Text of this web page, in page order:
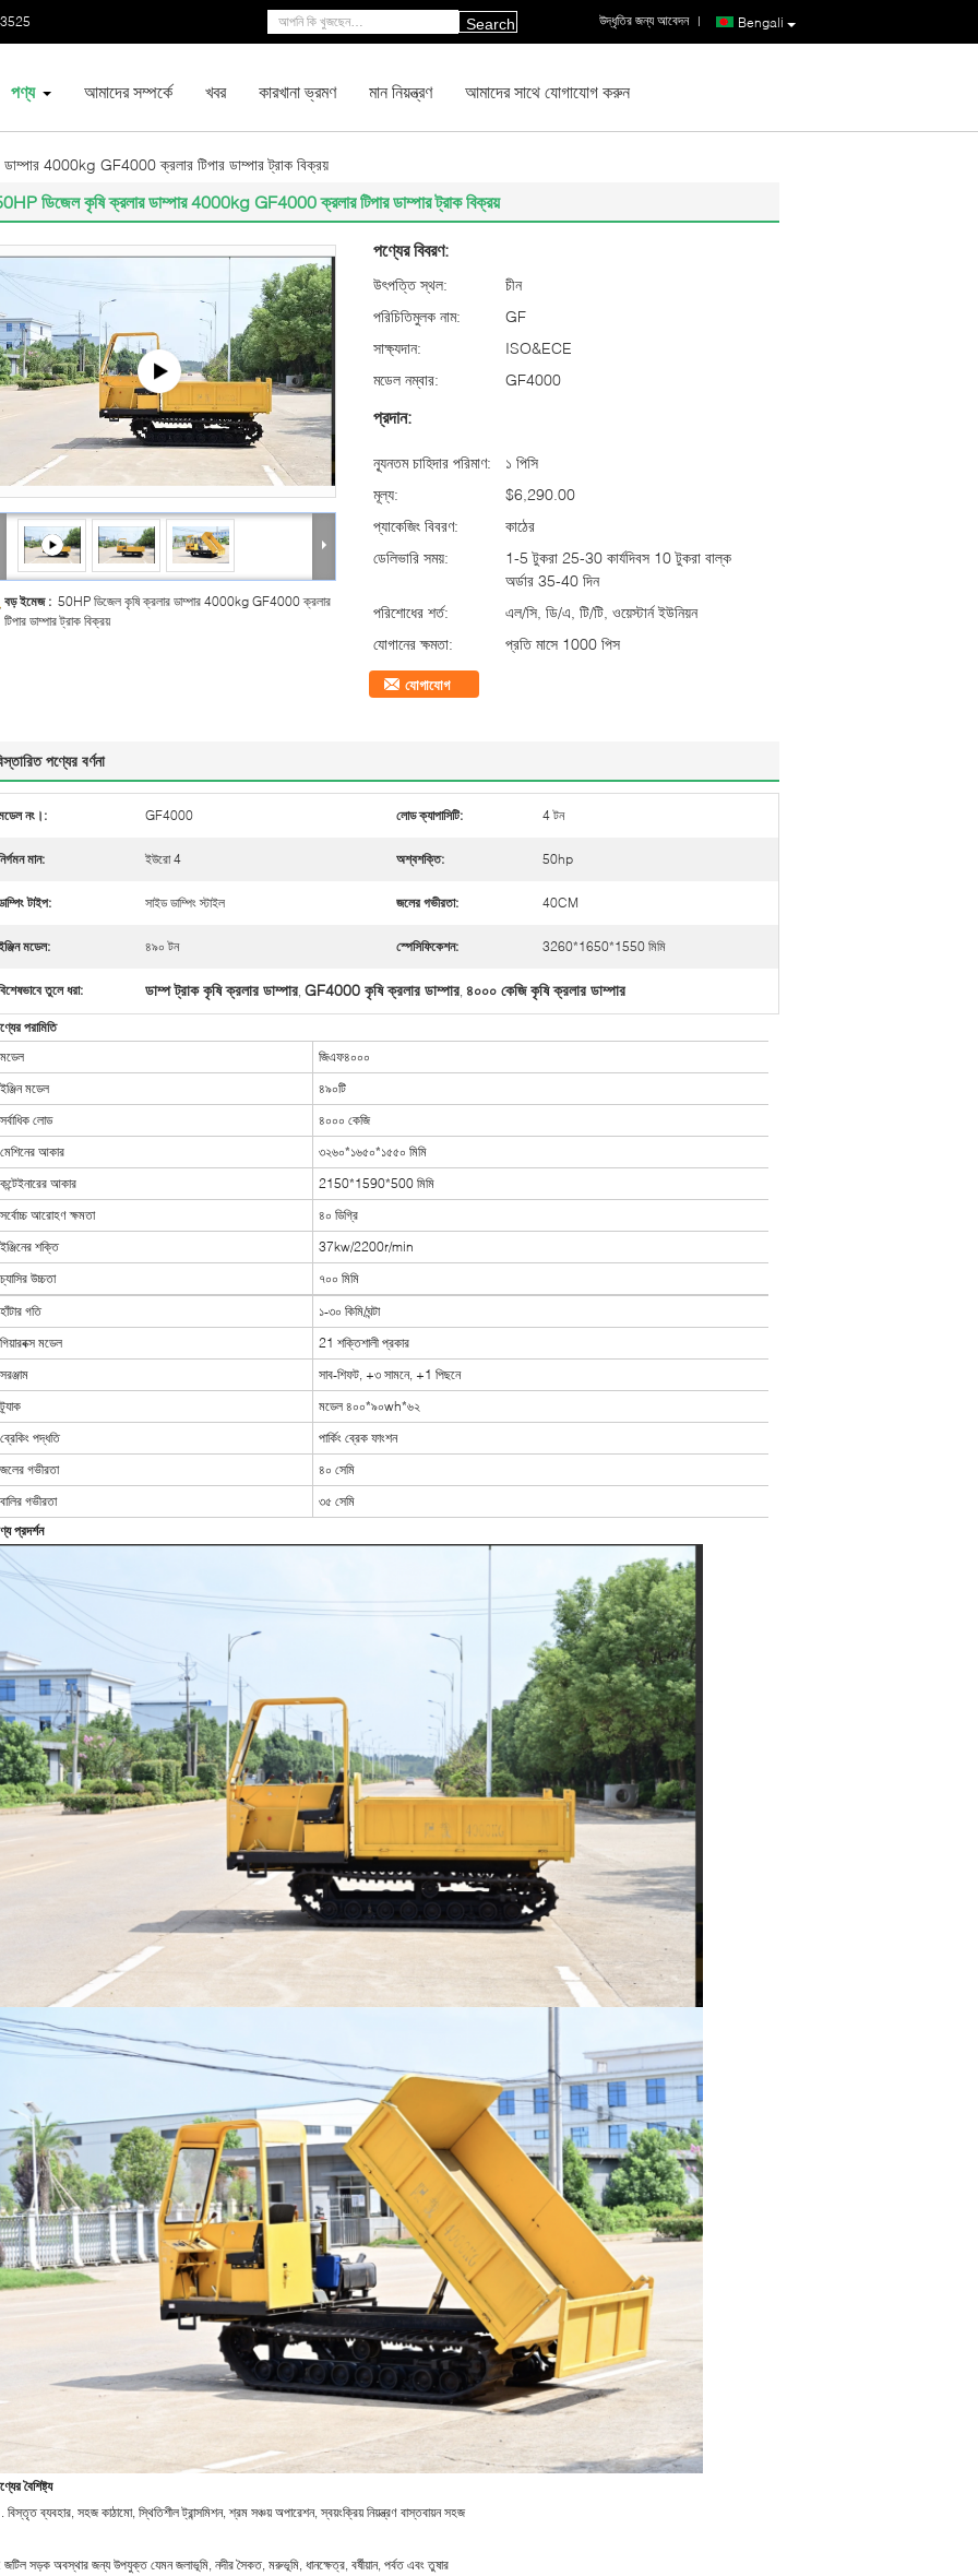
Bengali
উদ্ধৃতির জন্য আবেদন |
Search
পণ্য আমাদের সম্পর্কে খবর কারখানা ভ্রমণ মান নিয়ন্ত্রণ আমাদের সাথে যোগাযোগ করুন
4000kg GF4000 ক্রলার টিপার ডাম্পার ট্রাক বিক্রয়
ডিজেল কৃষি ক্রলার ডাম্পার 4000kg GF4000 ক্রলার টিপার ডাম্পার ট্রাক বিক্রয়
বড় ইমেজ : 50HP ডিজেল কৃষি ক্রলার ডাম্পার 4000kg GF4000 ক্রলার
টিপার ডাম্পার ট্রাক বিক্রয়
পণ্যের বিবরণ:
উৎপত্তি স্থল:
চীন
পরিচিতিমুলক নাম:
GF
সাক্ষ্যদান:
ISO&ECE
মডেল নম্বার:
GF4000
প্রদান:
ন্যূনতম চাহিদার পরিমাণ:
১ পিসি
মূল্য:
$6,290.00
প্যাকেজিং বিবরণ:
কাঠের
ডেলিভারি সময়:
1-5 টুকরা 25-30 কার্যদিবস 10 টুকরা বাল্ক
অর্ডার 35-40 দিন
পরিশোধের শর্ত:
এল/সি, ডি/এ, টি/টি, ওয়েস্টার্ন ইউনিয়ন
যোগানের ক্ষমতা:
প্রতি মাসে 1000 পিস
যোগাযোগ
পণ্যের বর্ণনা
নং।: GF4000 লোড ক্যাপাসিটি: 4 টন
মান: ইউরো 4 অশ্বশক্তি: 50hp
টাইপ: সাইড ডাম্পিং স্টাইল জলের গভীরতা: 40CM
মডেল: ৪৯০ টন স্পেসিফিকেশন: 3260*1650*1550 মিমি
তুলে ধরা: ডাম্প ট্রাক কৃষি ক্রলার ডাম্পার, GF4000 কৃষি ক্রলার ডাম্পার, ৪০০০ কেজি কৃষি ক্রলার ডাম্পার
পরামিতি
মডেল
জিএফ৪০০০
ইঞ্জিন মডেল
৪৯০টি
সর্বাধিক লোড
৪০০০ কেজি
মেশিনের আকার
৩২৬০*১৬৫০*১৫৫০ মিমি
কন্টেইনারের আকার
2150*1590*500 মিমি
সর্বোচ্চ আরোহণ ক্ষমতা
৪০ ডিগ্রি
ইঞ্জিনের শক্তি
37kw/2200r/min
চ্যাসির উচ্চতা
৭০০ মিমি
হাঁটার গতি
১-৩০ কিমি/ঘন্টা
গিয়ারবক্স মডেল
21 শক্তিশালী প্রকার
সরঞ্জাম
সাব-শিফট, +৩ সামনে, +1 পিছনে
ট্র্যাক
মডেল ৪০০*৯০wh*৬২
ব্রেকিং পদ্ধতি
পার্কিং ব্রেক ফাংশন
জলের গভীরতা
৪০ সেমি
বালির গভীরতা
৩৫ সেমি
প্রদর্শন
বৈশিষ্ট্য
বিস্তৃত ব্যবহার, সহজ কাঠামো, স্থিতিশীল ট্রান্সমিশন, শ্রম সঞ্চয় অপারেশন, স্বয়ংক্রিয় নিয়ন্ত্রণ বাস্তবায়ন সহজ
সড়ক অবস্থার জন্য উপযুক্ত যেমন জলাভূমি, নদীর সৈকত, মরুভূমি, ধানক্ষেত্র, বর্ষীয়ান, পর্বত এবং তুষার